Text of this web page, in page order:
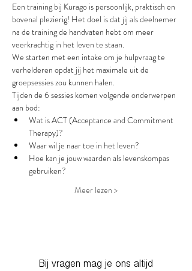
Een training bij Kurago is persoonlijk, praktisch en
bovenal plezierig! Het doel is dat jij als deelnemer
na de training de handvaten hebt om meer
veerkrachtig in het leven te staan.
We starten met een intake om je hulpvraag te
verhelderen opdat jij het maximale uit de
groepsessies zou kunnen halen.
Tijden de 6 sessies komen volgende onderwerpen
aan bod:
Wat is ACT (Acceptance and Commitment
Therapy)?
Waar wil je naar toe in het leven?
Hoe kan je jouw waarden als levenskompas
gebruiken?
Meer lezen >
Bij vragen mag je ons altijd